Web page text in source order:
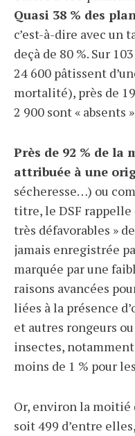
Quasi 38 % des
c’est-à-dire avec un
deçà de 80 %. Sur
24 600 pâtissent
mortalité), près de
2 900 sont « absents
Près de 92 % de
attribuée à une
sécheresse…) ou
titre, le DSF
très défavorables »
jamais enregistrée
marquée par une
raisons avancées
liées à la présence
et autres rongeurs
insectes,
moins de 1 % pour
Or, environ la moitié
soit 499 d’entre